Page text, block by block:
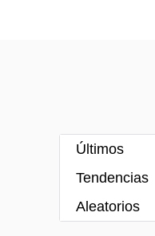
Últimos
Tendencias
Aleatorios